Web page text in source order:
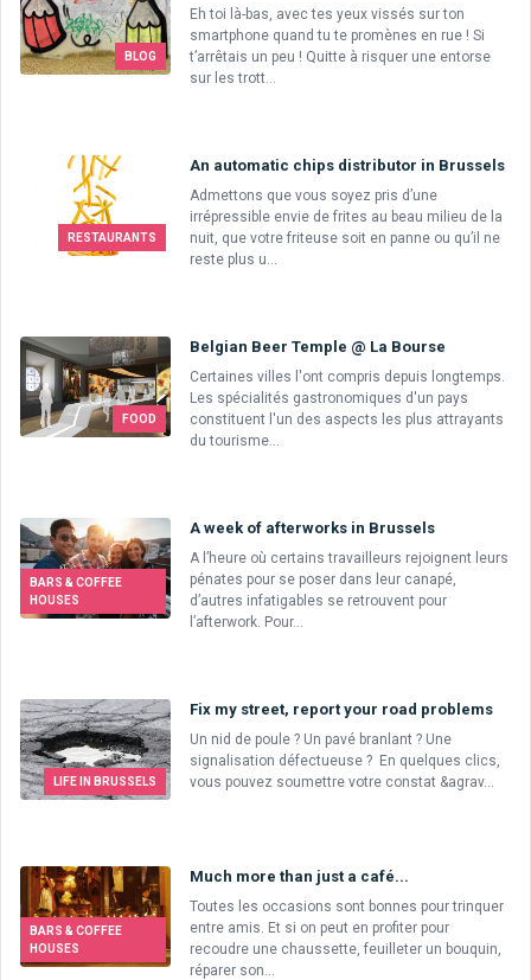
BLOG
Eh toi là-bas, avec tes yeux vissés sur ton
smartphone quand tu te promènes en rue ! Si
t’arrêtais un peu ! Quitte à risquer une entorse
sur les trott...
RESTAURANTS
An automatic chips distributor in Brussels
Admettons que vous soyez pris d’une
irrépressible envie de frites au beau milieu de la
nuit, que votre friteuse soit en panne ou qu’il ne
reste plus u...
FOOD
Belgian Beer Temple @ La Bourse
Certaines villes l'ont compris depuis longtemps.
Les spécialités gastronomiques d'un pays
constituent l'un des aspects les plus attrayants
du tourisme...
BARS & COFFEE
HOUSES
A week of afterworks in Brussels
A l’heure où certains travailleurs rejoignent leurs
pénates pour se poser dans leur canapé,
d’autres infatigables se retrouvent pour
l’afterwork. Pour...
LIFE IN BRUSSELS
Fix my street, report your road problems
Un nid de poule ? Un pavé branlant ? Une
signalisation défectueuse ? En quelques clics,
vous pouvez soumettre votre constat &agrav...
BARS & COFFEE
HOUSES
Much more than just a café...
Toutes les occasions sont bonnes pour trinquer
entre amis. Et si on peut en profiter pour
recoudre une chaussette, feuilleter un bouquin,
réparer son...